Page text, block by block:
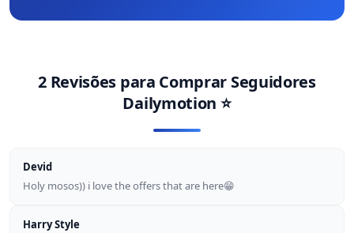
2 Revisões para Comprar Seguidores
Dailymotion ⭐
Devid
Holy mosos)) i love the offers that are here😁
Harry Style